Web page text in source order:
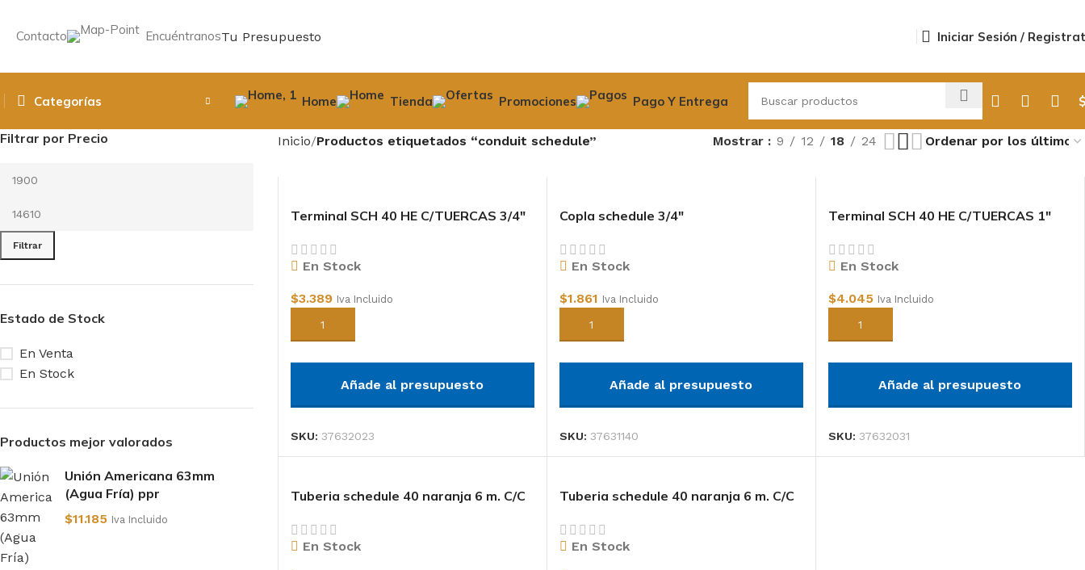
Contacto EncuéntranosTu Presupuesto Iniciar Sesión /
Categorías Home Tienda Promociones Pago Y Entrega $
Filtrar por Precio
Filtrar
Estado de Stock
En Venta
En Stock
Productos mejor valorados
Unión Americana 63mm
(Agua Fría) ppr
$11.185 Iva Incluido
Inicio Productos etiquetados “conduit schedule” Mostrar 9 12 18 24
Terminal SCH 40 HE C/TUERCAS 3/4″
En Stock
$3.389 Iva Incluido
Añadir al carrito
Añade al presupuesto
SKU: 37632023
Copla schedule 3/4″
En Stock
$1.861 Iva Incluido
Añadir al carrito
Añade al presupuesto
SKU: 37631140
Terminal SCH 40 HE C/TUERCAS 1″
En Stock
$4.045 Iva Incluido
Añadir al carrito
Añade al presupuesto
SKU: 37632031
Tuberia schedule 40 naranja 6 m. C/C
En Stock
Tuberia schedule 40 naranja 6 m. C/C
En Stock